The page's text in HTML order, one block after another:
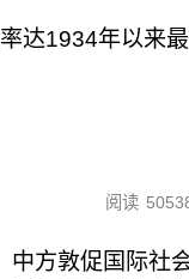
达1934年以来
阅读
中方敦促国际社